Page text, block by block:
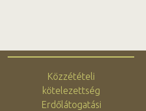
Közzétételi
kötelezettség
Erdőlátogatási